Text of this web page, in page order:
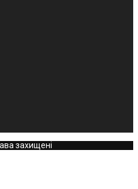
захищені